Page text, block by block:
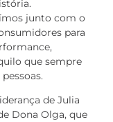
junto com o
para
que sempre
de Julia
Dona Olga, que